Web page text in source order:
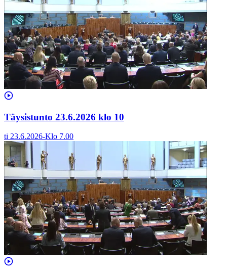
Täysistunto 23.6.2026 klo 10
ti 23.6.2026-Klo 7.00